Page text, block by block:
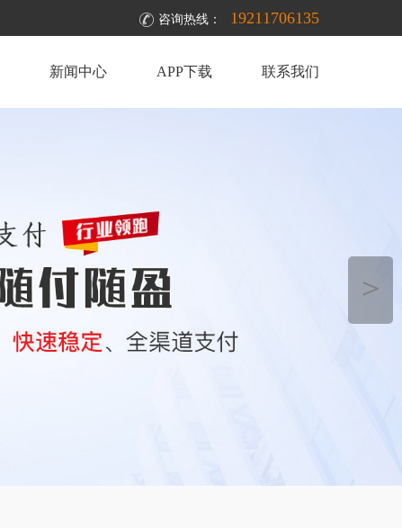
咨询热线： 19211706135
新闻中心 APP下载 联系我们
＞